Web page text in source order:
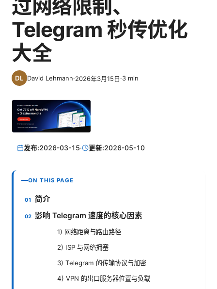
过网络限制、
Telegram 秒传优化
大全
David Lehmann·2026年3月15日·3 min
发布:2026-03-15· 更新:2026-05-10
ON THIS PAGE
简介
影响 Telegram 速度的核心因素
1) 网络距离与路由路径
2) ISP 与网络拥塞
3) Telegram 的传输协议与加密
4) VPN 的出口服务器位置与负载